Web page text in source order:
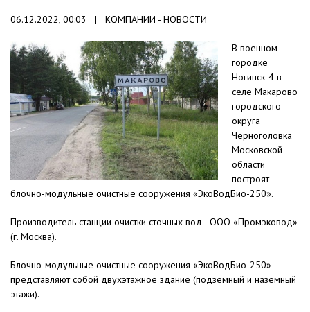
06.12.2022, 00:03 | КОМПАНИИ - НОВОСТИ
В военном
городке
Ногинск-4 в
селе Макарово
городского
округа
Черноголовка
Московской
области
построят
блочно-модульные очистные сооружения «ЭкоВодБио-250».
Производитель станции очистки сточных вод - ООО «Промэковод»
(г. Москва).
Блочно-модульные очистные сооружения «ЭкоВодБио-250»
представляют собой двухэтажное здание (подземный и наземный
этажи).